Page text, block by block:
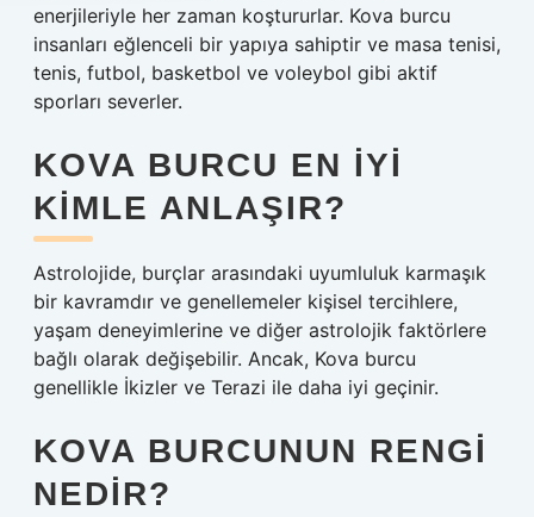
enerjileriyle her zaman koştururlar. Kova burcu
insanları eğlenceli bir yapıya sahiptir ve masa tenisi,
tenis, futbol, ​​basketbol ve voleybol gibi aktif
sporları severler.
KOVA BURCU EN IYI
KIMLE ANLAŞIR?
Astrolojide, burçlar arasındaki uyumluluk karmaşık
bir kavramdır ve genellemeler kişisel tercihlere,
yaşam deneyimlerine ve diğer astrolojik faktörlere
bağlı olarak değişebilir. Ancak, Kova burcu
genellikle İkizler ve Terazi ile daha iyi geçinir.
KOVA BURCUNUN RENGI
NEDIR?